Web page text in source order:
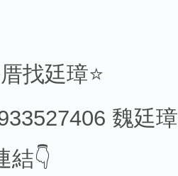
找廷璋⭐️
魏廷
結👇